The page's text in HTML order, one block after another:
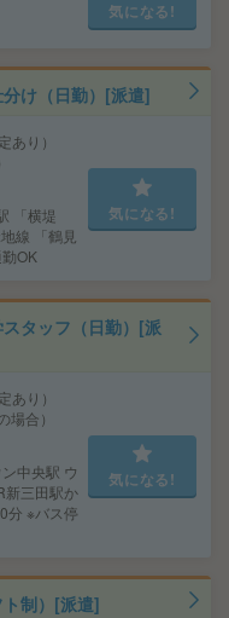
気になる!
け（日勤）[派遣]
り）
「横堤
線 「鶴見
OK
気になる!
タッフ（日勤）[派
り）
合）
中央駅 ウ
新三田駅か
分 ※バス停
気になる!
制）[派遣]